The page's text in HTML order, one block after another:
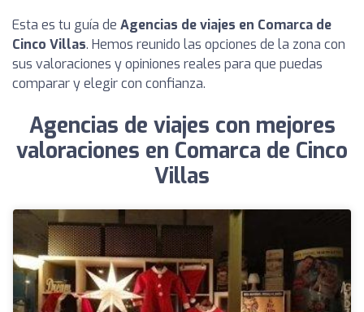
Esta es tu guía de Agencias de viajes en Comarca de
Cinco Villas. Hemos reunido las opciones de la zona con
sus valoraciones y opiniones reales para que puedas
comparar y elegir con confianza.
Agencias de viajes con mejores
valoraciones en Comarca de Cinco
Villas